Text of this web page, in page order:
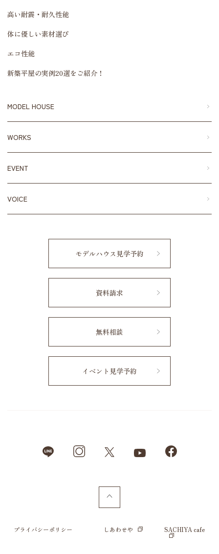
高い耐震・耐久性能
体に優しい素材選び
エコ性能
新築平屋の実例20選をご紹介！
MODEL HOUSE
WORKS
EVENT
VOICE
モデルハウス見学予約
資料請求
無料相談
イベント見学予約
プライバシーポリシー しあわせや SACHIYA cafe